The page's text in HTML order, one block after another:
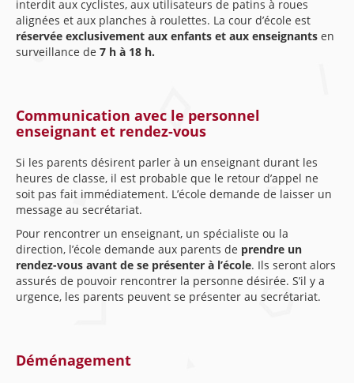
interdit aux cyclistes, aux utilisateurs de patins à roues
alignées et aux planches à roulettes. La cour d’école est
réservée exclusivement aux enfants et aux enseignants en
surveillance de 7 h à 18 h.
Communication avec le personnel
enseignant et rendez-vous
Si les parents désirent parler à un enseignant durant les
heures de classe, il est probable que le retour d’appel ne
soit pas fait immédiatement. L’école demande de laisser un
message au secrétariat.
Pour rencontrer un enseignant, un spécialiste ou la
direction, l’école demande aux parents de prendre un
rendez-vous avant de se présenter à l’école. Ils seront alors
assurés de pouvoir rencontrer la personne désirée. S’il y a
urgence, les parents peuvent se présenter au secrétariat.
Déménagement